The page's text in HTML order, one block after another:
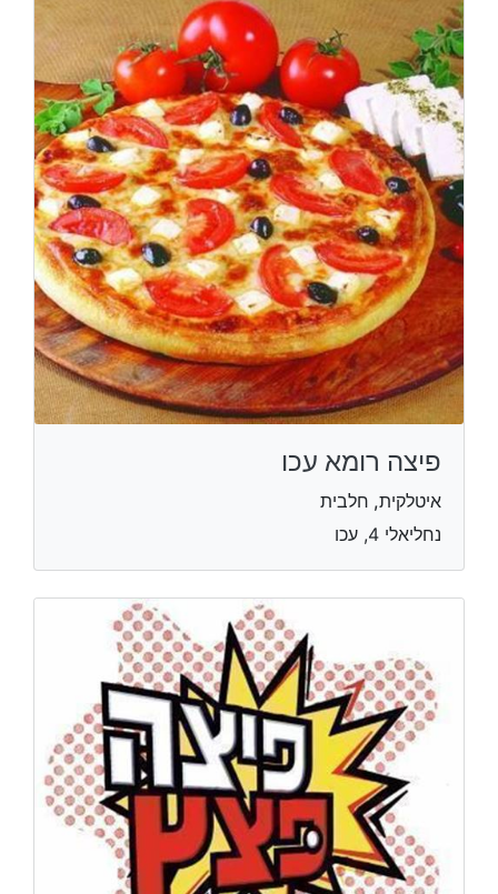
פיצה רומא עכו
איטלקית, חלבית
נחליאלי 4, עכו